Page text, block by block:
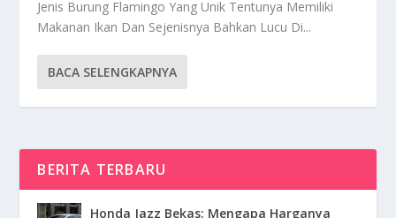
Jenis Burung Flamingo Yang Unik Tentunya Memiliki
Makanan Ikan Dan Sejenisnya Bahkan Lucu Di...
BACA SELENGKAPNYA
BERITA TERBARU
Honda Jazz Bekas: Mengapa Harganya